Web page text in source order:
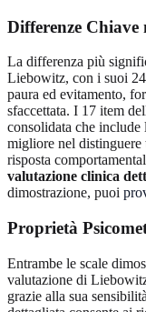
Differenze
La differenza più
Liebowitz, con i suoi
paura ed evitamento,
sfaccettata. I 17 item
consolidata che
migliore nel distinguere
risposta
valutazione clinica
dimostrazione, puoi
Proprietà
Entrambe le scale
valutazione di
grazie alla sua